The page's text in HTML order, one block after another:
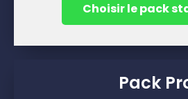
Choisir le pack
Pack